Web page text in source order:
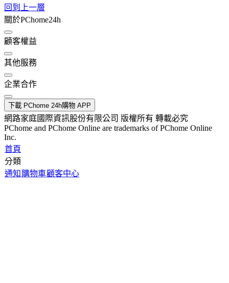
回到上一層
關於PChome24h
顧客權益
其他服務
企業合作
下載 PChome 24h購物 APP
網路家庭國際資訊股份有限公司 版權所有 轉載必究
PChome and PChome Online are trademarks of PChome Online
Inc.
首頁
分類
通知 購物車顧客中心